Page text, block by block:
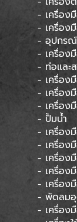
- เครื่อง
- เครื่อง
- อุปกรณ์
- เครื่อง
- ท่อและ
- เครื่อง
- เครื่อง
- เครื่อง
- ปั้มน้ำ
- เครื่อง
- เครื่อง
- เครื่อง
- เครื่อง
- เครื่อง
- พัดลมอุ
- เครื่อง